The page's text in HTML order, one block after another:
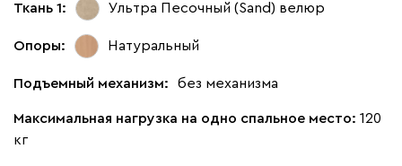
Ткань 1: Ультра Песочный (Sand) велюр
Опоры: Натуральный
Подъемный механизм: без механизма
Максимальная нагрузка на одно спальное место: 120
кг